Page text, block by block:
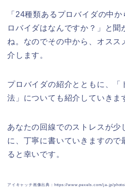
「24種類あるプロバイダの中
ロバイダはなんですか？」と聞
ね。なのでその中から、オスス
介します。
プロバイダの紹介とともに、「
法」についても紹介していきま
あなたの回線でのストレスが少
に、丁寧に書いていきますので
ると幸いです。
アイキャッチ画像出典：https://www.pexels.com/ja-jp/